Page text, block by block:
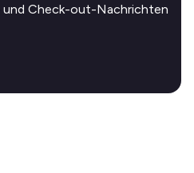
und Check-out-Nachrichten